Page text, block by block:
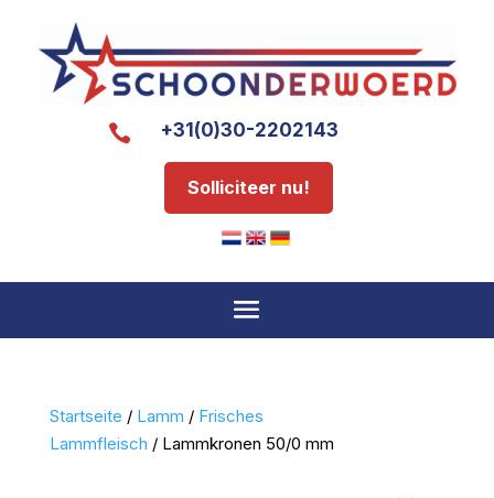
 +31(0)30-2202143
Solliciteer nu!
Startseite / Lamm / Frisches
Lammfleisch / Lammkronen 50/0 mm